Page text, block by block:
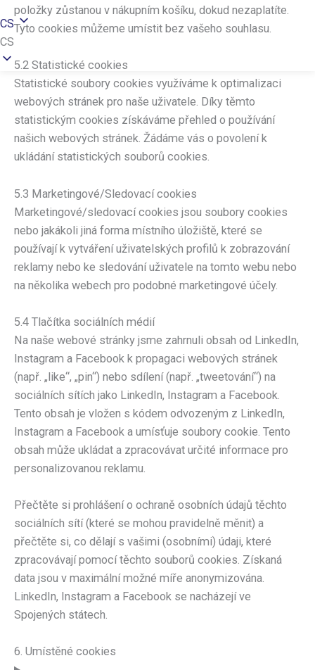
CS
CS
položky zůstanou v nákupním košíku, dokud nezaplatíte.
Tyto cookies můžeme umístit bez vašeho souhlasu.
5.2 Statistické cookies
Statistické soubory cookies využíváme k optimalizaci
webových stránek pro naše uživatele. Díky těmto
statistickým cookies získáváme přehled o používání
našich webových stránek. Žádáme vás o povolení k
ukládání statistických souborů cookies.
5.3 Marketingové/Sledovací cookies
Marketingové/sledovací cookies jsou soubory cookies
nebo jakákoli jiná forma místního úložiště, které se
používají k vytváření uživatelských profilů k zobrazování
reklamy nebo ke sledování uživatele na tomto webu nebo
na několika webech pro podobné marketingové účely.
5.4 Tlačítka sociálních médií
Na naše webové stránky jsme zahrnuli obsah od LinkedIn,
Instagram a Facebook k propagaci webových stránek
(např. „like“, „pin“) nebo sdílení (např. „tweetování“) na
sociálních sítích jako LinkedIn, Instagram a Facebook.
Tento obsah je vložen s kódem odvozeným z LinkedIn,
Instagram a Facebook a umísťuje soubory cookie. Tento
obsah může ukládat a zpracovávat určité informace pro
personalizovanou reklamu.
Přečtěte si prohlášení o ochraně osobních údajů těchto
sociálních sítí (které se mohou pravidelně měnit) a
přečtěte si, co dělají s vašimi (osobními) údaji, které
zpracovávají pomocí těchto souborů cookies. Získaná
data jsou v maximální možné míře anonymizována.
LinkedIn, Instagram a Facebook se nacházejí ve
Spojených státech.
6. Umístěné cookies